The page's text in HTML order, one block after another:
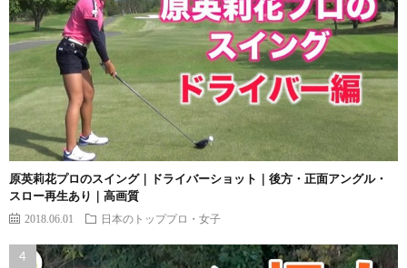
原英莉花プロのスイング｜ドライバーショット｜後方・正面アングル・
スロー再生あり｜高画質
2018.06.01 日本のトッププロ・女子